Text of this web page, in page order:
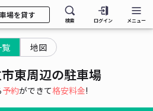
場を貸す
検索 ログイン メニュー
覧 地図
東周辺の駐車場
予約ができて格安料金!